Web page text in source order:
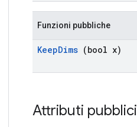
Funzioni pubbliche
KeepDims (bool x)
Attributi pubblici